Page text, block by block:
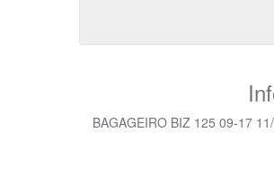
BAGAGEIRO BIZ 125 09-17